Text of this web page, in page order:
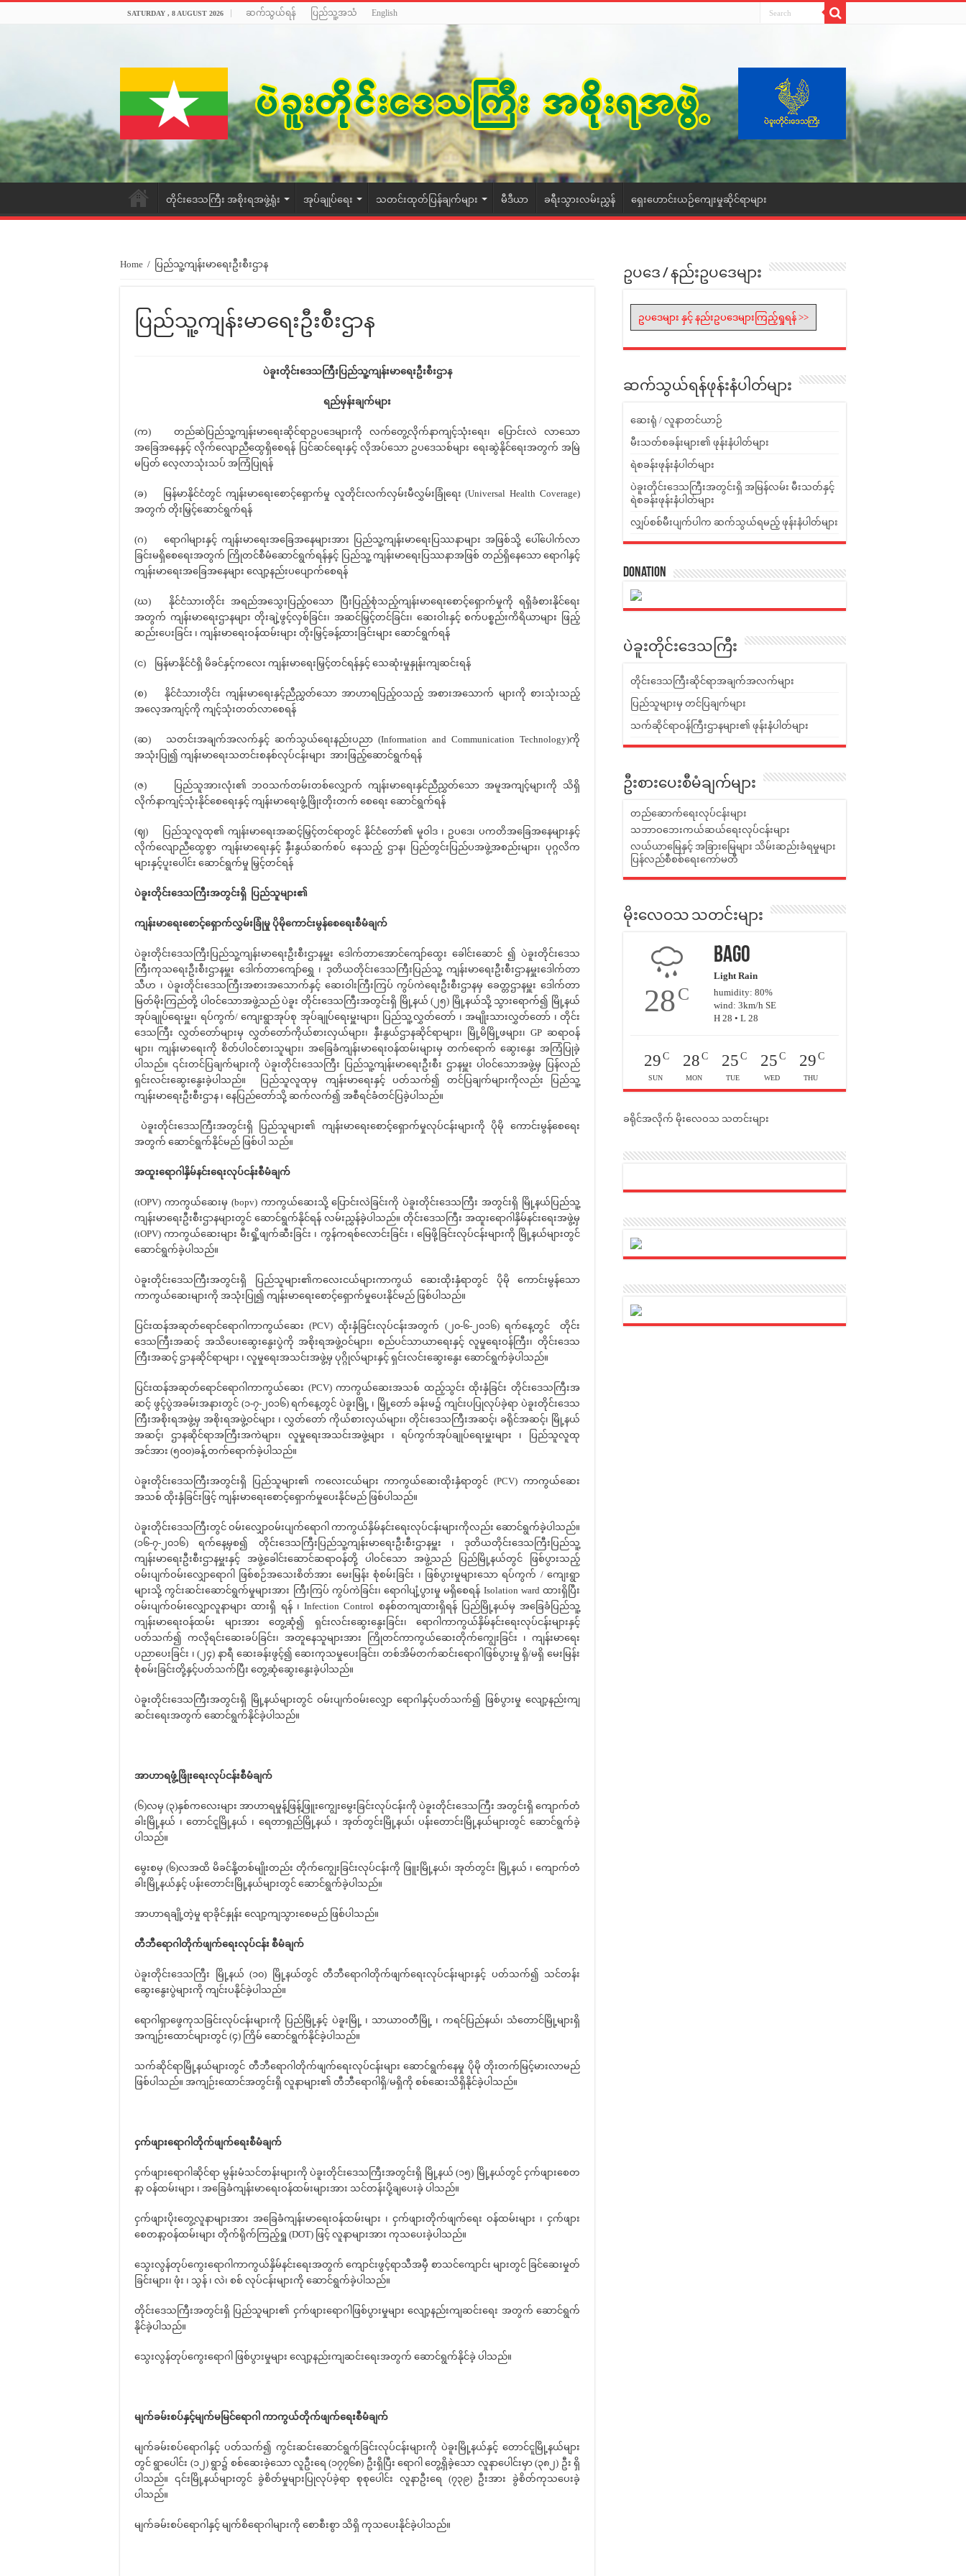
SATURDAY , 8 AUGUST 2026 ဆက်သွယ်ရန် ပြည်သူ့အသံ English
တိုင်းဒေသကြီး အစိုးရအဖွဲ့ရုံး အုပ်ချုပ်ရေး သတင်းထုတ်ပြန်ချက်များ မီဒီယာ ခရီးသွားလမ်းညွှန် ရှေးဟောင်းယဉ်ကျေးမှုဆိုင်ရာများ
Home / ပြည်သူ့ကျန်းမာရေးဦးစီးဌာန
ပြည်သူ့ကျန်းမာရေးဦးစီးဌာန
ပဲခူးတိုင်းဒေသကြီးပြည်သူ့ကျန်းမာရေးဦးစီးဌာန
ရည်မှန်းချက်များ
(က) တည်ဆဲပြည်သူ့ကျန်းမာရေးဆိုင်ရာဥပဒေများကို လက်တွေ့လိုက်နာကျင့်သုံးရေး၊ ပြောင်းလဲ လာသော
အခြေအနေနှင့် လိုက်လျောညီထွေရှိစေရန် ပြင်ဆင်ရေးနှင့် လိုအပ်သော ဥပဒေသစ်များ ရေးဆွဲနိုင်ရေးအတွက် အမြဲ
မပြတ် လေ့လာသုံးသပ် အကြံပြုရန်
(ခ) မြန်မာနိုင်ငံတွင် ကျန်းမာရေးစောင့်ရှောက်မှု လူတိုင်းလက်လှမ်းမီလွှမ်းခြုံရေး (Universal Health Coverage)
အတွက် တိုးမြှင့်ဆောင်ရွက်ရန်
(ဂ) ရောဂါများနှင့် ကျန်းမာရေးအခြေအနေများအား ပြည်သူ့ကျန်းမာရေးပြဿနာများ အဖြစ်သို့ ပေါ်ပေါက်လာ
ခြင်းမရှိစေရေးအတွက် ကြိုတင်စီမံဆောင်ရွက်ရန်နှင့် ပြည်သူ့ ကျန်းမာရေးပြဿနာအဖြစ် တည်ရှိနေသော ရောဂါနှင့်
ကျန်းမာရေးအခြေအနေများ လျော့နည်းပပျောက်စေရန်
(ဃ) နိုင်ငံသားတိုင်း အရည်အသွေးပြည့်ဝသော ပြီးပြည့်စုံသည့်ကျန်းမာရေးစောင့်ရှောက်မှုကို ရရှိခံစားနိုင်ရေး
အတွက် ကျန်းမာရေးဌာနများ တိုးချဲ့ဖွင့်လှစ်ခြင်း၊ အဆင်မြှင့်တင်ခြင်း၊ ဆေးဝါးနှင့် စက်ပစ္စည်းကိရိယာများ ဖြည့်
ဆည်းပေးခြင်း ၊ ကျန်းမာရေးဝန်ထမ်းများ တိုးမြှင့်ခန့်ထားခြင်းများ ဆောင်ရွက်ရန်
(င) မြန်မာနိုင်ငံရှိ မိခင်နှင့်ကလေး ကျန်းမာရေးမြှင့်တင်ရန်နှင့် သေဆုံးမှုနှုန်းကျဆင်းရန်
(စ) နိုင်ငံသားတိုင်း ကျန်းမာရေးနှင့်ညီညွှတ်သော အာဟာရပြည့်ဝသည့် အစားအသောက် များကို စားသုံးသည့်
အလေ့အကျင့်ကို ကျင့်သုံးတတ်လာစေရန်
(ဆ) သတင်းအချက်အလက်နှင့် ဆက်သွယ်ရေးနည်းပညာ (Information and Communication Technology)ကို
အသုံးပြု၍ ကျန်းမာရေးသတင်းစနစ်လုပ်ငန်းများ အားဖြည့်ဆောင်ရွက်ရန်
(ဇ) ပြည်သူအားလုံး၏ ဘဝသက်တမ်းတစ်လျှောက် ကျန်းမာရေးနှင်ညီညွှတ်သော အမူအကျင့်များကို သိရှိ
လိုက်နာကျင့်သုံးနိုင်စေရေးနှင့် ကျန်းမာရေးဖွံ့ဖြိုးတိုးတက် စေရေး ဆောင်ရွက်ရန်
(ဈ) ပြည်သူလူထု၏ ကျန်းမာရေးအဆင့်မြှင့်တင်ရာတွင် နိုင်ငံတော်၏ မူဝါဒ ၊ ဥပဒေ၊ ပကတိအခြေအနေများနှင့်
လိုက်လျောညီထွေစွာ ကျန်းမာရေးနှင့် နှီးနွယ်ဆက်စပ် နေသည့် ဌာန၊ ပြည်တွင်းပြည်ပအဖွဲ့အစည်းများ၊ ပုဂ္ဂလိက
များနှင့်ပူးပေါင်း ဆောင်ရွက်မှု မြှင့်တင်ရန်
ပဲခူးတိုင်းဒေသကြီးအတွင်းရှိ ပြည်သူများ၏
ကျန်းမာရေးစောင့်ရှောက်လွှမ်းခြုံမှု ပိုမိုကောင်းမွန်စေရေးစီမံချက်
ပဲခူးတိုင်းဒေသကြီးပြည်သူ့ကျန်းမာရေးဦးစီးဌာနမှူး ဒေါက်တာအောင်ကျော်ထွေး ခေါင်းဆောင် ၍ ပဲခူးတိုင်းဒေသ
ကြီးကုသရေးဦးစီးဌာနမှူး ဒေါက်တာကျော်ရွှေ ၊ ဒုတိယတိုင်းဒေသကြီးပြည်သူ့ ကျန်းမာရေးဦးစီးဌာနမှူးဒေါက်တာ
သီဟ ၊ ပဲခူးတိုင်းဒေသကြီးအစားအသောက်နှင့် ဆေးဝါးကြီးကြပ် ကွပ်ကဲရေးဦးစီးဌာနမှ ခေတ္တဌာနမှူး ဒေါက်တာ
မြတ်မိုးကြည်တို့ ပါဝင်သောအဖွဲ့သည် ပဲခူး တိုင်းဒေသကြီးအတွင်းရှိ မြို့နယ် (၂၅) မြို့နယ်သို့ သွားရောက်၍ မြို့နယ်
အုပ်ချုပ်ရေးမှူး၊ ရပ်ကွက်/ ကျေးရွာအုပ်စု အုပ်ချုပ်ရေးမှူးများ၊ ပြည်သူ့လွှတ်တော် ၊ အမျိုးသားလွှတ်တော် ၊ တိုင်း
ဒေသကြီး လွှတ်တော်များမှ လွှတ်တော်ကိုယ်စားလှယ်များ၊ နှီးနွယ်ဌာနဆိုင်ရာများ၊ မြို့မိမြို့ဖများ၊ GP ဆရာဝန်
များ၊ ကျန်းမာရေးကို စိတ်ပါဝင်စားသူများ၊ အခြေခံကျန်းမာရေးဝန်ထမ်းများမှ တက်ရောက် ဆွေးနွေး အကြံပြုခဲ့
ပါသည်။ ၎င်းတင်ပြချက်များကို ပဲခူးတိုင်းဒေသကြီး ပြည်သူ့ကျန်းမာရေးဦးစီး ဌာနမှူး ပါဝင်သောအဖွဲ့မှ ပြန်လည်
ရှင်းလင်းဆွေးနွေးခဲ့ပါသည်။ ပြည်သူလူထုမှ ကျန်းမာရေးနှင့် ပတ်သက်၍ တင်ပြချက်များကိုလည်း ပြည်သူ့
ကျန်းမာရေးဦးစီးဌာန ၊ နေပြည်တော်သို့ ဆက်လက်၍ အစီရင်ခံတင်ပြခဲ့ပါသည်။
ပဲခူးတိုင်းဒေသကြီးအတွင်းရှိ ပြည်သူများ၏ ကျန်းမာရေးစောင့်ရှောက်မှုလုပ်ငန်းများကို ပိုမို ကောင်းမွန်စေရေး
အတွက် ဆောင်ရွက်နိုင်မည် ဖြစ်ပါ သည်။
အထူးရောဂါနှိမ်နင်းရေးလုပ်ငန်းစီမံချက်
(tOPV) ကာကွယ်ဆေးမှ (bopv) ကာကွယ်ဆေးသို့ ပြောင်းလဲခြင်းကို ပဲခူးတိုင်းဒေသကြီး အတွင်းရှိ မြို့နယ်ပြည်သူ့
ကျန်းမာရေးဦးစီးဌာနများတွင် ဆောင်ရွက်နိုင်ရန် လမ်းညွှန်ခဲ့ပါသည်။ တိုင်းဒေသကြီး အထူးရောဂါနှိမ်နင်းရေးအဖွဲ့မှ
(tOPV) ကာကွယ်ဆေးများ မီးရှို့ဖျက်ဆီးခြင်း ၊ ကွန်ကရစ်လောင်းခြင်း ၊ မြေဖို့ခြင်းလုပ်ငန်းများကို မြို့နယ်များတွင်
ဆောင်ရွက်ခဲ့ပါသည်။
ပဲခူးတိုင်းဒေသကြီးအတွင်းရှိ ပြည်သူများ၏ကလေးငယ်များကာကွယ် ဆေးထိုးနှံရာတွင် ပိုမို ကောင်းမွန်သော
ကာကွယ်ဆေးများကို အသုံးပြု၍ ကျန်းမာရေးစောင့်ရှောက်မှုပေးနိုင်မည် ဖြစ်ပါသည်။
ပြင်းထန်အဆုတ်ရောင်ရောဂါကာကွယ်ဆေး (PCV) ထိုးနှံခြင်းလုပ်ငန်းအတွက် (၂၀-၆-၂၀၁၆) ရက်နေ့တွင် တိုင်း
ဒေသကြီးအဆင့် အသိပေးဆွေးနွေးပွဲကို အစိုးရအဖွဲ့ဝင်များ၊ စည်ပင်သာယာရေးနှင့် လူမှုရေးဝန်ကြီး၊ တိုင်းဒေသ
ကြီးအဆင့် ဌာနဆိုင်ရာများ ၊ လူမှုရေးအသင်းအဖွဲ့မှ ပုဂ္ဂိုလ်များနှင့် ရှင်းလင်းဆွေးနွေး ဆောင်ရွက်ခဲ့ပါသည်။
ပြင်းထန်အဆုတ်ရောင်ရောဂါကာကွယ်ဆေး (PCV) ကာကွယ်ဆေးအသစ် ထည့်သွင်း ထိုးနှံခြင်း တိုင်းဒေသကြီးအ
ဆင့် ဖွင့်ပွဲအခမ်းအနားတွင် (၁-၇-၂၀၁၆) ရက်နေ့တွင် ပဲခူးမြို့ ၊ မြို့တော် ခန်းမ၌ ကျင်းပပြုလုပ်ခဲ့ရာ ပဲခူးတိုင်းဒေသ
ကြီးအစိုးရအဖွဲ့မှ အစိုးရအဖွဲ့ဝင်များ ၊ လွှတ်တော် ကိုယ်စားလှယ်များ၊ တိုင်းဒေသကြီးအဆင့်၊ ခရိုင်အဆင့်၊ မြို့နယ်
အဆင့်၊ ဌာနဆိုင်ရာအကြီးအကဲများ၊ လူမှုရေးအသင်းအဖွဲ့များ ၊ ရပ်ကွက်အုပ်ချုပ်ရေးမှူးများ ၊ ပြည်သူလူထု
အင်အား (၅၀၀)ခန့် တက်ရောက်ခဲ့ပါသည်။
ပဲခူးတိုင်းဒေသကြီးအတွင်းရှိ ပြည်သူများ၏ ကလေးငယ်များ ကာကွယ်ဆေးထိုးနှံရာတွင် (PCV) ကာကွယ်ဆေး
အသစ် ထိုးနှံခြင်းဖြင့် ကျန်းမာရေးစောင့်ရှောက်မှုပေးနိုင်မည် ဖြစ်ပါသည်။
ပဲခူးတိုင်းဒေသကြီးတွင် ဝမ်းလျှောဝမ်းပျက်ရောဂါ ကာကွယ်နှိမ်နင်းရေးလုပ်ငန်းများကိုလည်း ဆောင်ရွက်ခဲ့ပါသည်။
(၁၆-၇-၂၀၁၆) ရက်နေ့မှစ၍ တိုင်းဒေသကြီးပြည်သူ့ကျန်းမာရေးဦးစီးဌာနမှူး ၊ ဒုတိယတိုင်းဒေသကြီးပြည်သူ့
ကျန်းမာရေးဦးစီးဌာနမှူးနှင့် အဖွဲ့ခေါင်းဆောင်ဆရာဝန်တို့ ပါဝင်သော အဖွဲ့သည် ပြည်မြို့နယ်တွင် ဖြစ်ပွားသည့်
ဝမ်းပျက်ဝမ်းလျှောရောဂါ ဖြစ်စဉ်အသေးစိတ်အား မေးမြန်း စုံစမ်းခြင်း ၊ ဖြစ်ပွားမှုများသော ရပ်ကွက် / ကျေးရွာ
များသို့ ကွင်းဆင်းဆောင်ရွက်မှုများအား ကြီးကြပ် ကွပ်ကဲခြင်း၊ ရောဂါပျံ့ပွားမှု မရှိစေရန် Isolation ward ထားရှိပြီး
ဝမ်းပျက်ဝမ်းလျှောလူနာများ ထားရှိ ရန် ၊ Infection Control စနစ်တကျထားရှိရန် ပြည်မြို့နယ်မှ အခြေခံပြည်သူ့
ကျန်းမာရေးဝန်ထမ်း များအား တွေ့ဆုံ၍ ရှင်းလင်းဆွေးနွေးခြင်း၊ ရောဂါကာကွယ်နှိမ်နင်းရေးလုပ်ငန်းများနှင့်
ပတ်သက်၍ ကလိုရင်းဆေးခပ်ခြင်း၊ အတူနေသူများအား ကြိုတင်ကာကွယ်ဆေးတိုက်ကျွေးခြင်း ၊ ကျန်းမာရေး
ပညာပေးခြင်း ၊ (၂၄) နာရီ ဆေးခန်းဖွင့်၍ ဆေးကုသမှုပေးခြင်း၊ တစ်အိမ်တက်ဆင်းရောဂါဖြစ်ပွားမှု ရှိ/မရှိ မေးမြန်း
စုံစမ်းခြင်းတို့နှင့်ပတ်သက်ပြီး တွေ့ဆုံဆွေးနွေးခဲ့ပါသည်။
ပဲခူးတိုင်းဒေသကြီးအတွင်းရှိ မြို့နယ်များတွင် ဝမ်းပျက်ဝမ်းလျှော ရောဂါနှင့်ပတ်သက်၍ ဖြစ်ပွားမှု လျော့နည်းကျ
ဆင်းရေးအတွက် ဆောင်ရွက်နိုင်ခဲ့ပါသည်။
အာဟာရဖွံ့ဖြိုးရေးလုပ်ငန်းစီမံချက်
(၆)လမှ (၃)နှစ်ကလေးများ အာဟာရမှုန့်ဖြန့်ဖြူးကျွေးမွေးခြင်းလုပ်ငန်းကို ပဲခူးတိုင်းဒေသကြီး အတွင်းရှိ ကျောက်တံ
ခါးမြို့နယ် ၊ တောင်ငူမြို့နယ် ၊ ရေတာရှည်မြို့နယ် ၊ အုတ်တွင်းမြို့နယ်၊ ပန်းတောင်းမြို့နယ်များတွင် ဆောင်ရွက်ခဲ့
ပါသည်။
မွေးစမှ (၆)လအထိ မိခင်နို့တစ်မျိုးတည်း တိုက်ကျွေးခြင်းလုပ်ငန်းကို ဖြူးမြို့နယ်၊ အုတ်တွင်း မြို့နယ် ၊ ကျောက်တံ
ခါးမြို့နယ်နှင့် ပန်းတောင်းမြို့နယ်များတွင် ဆောင်ရွက်ခဲ့ပါသည်။
အာဟာရချို့တဲ့မှု ရာခိုင်နှုန်း လျော့ကျသွားစေမည် ဖြစ်ပါသည်။
တီဘီရောဂါတိုက်ဖျက်ရေးလုပ်ငန်း စီမံချက်
ပဲခူးတိုင်းဒေသကြီး မြို့နယ် (၁၀) မြို့နယ်တွင် တီဘီရောဂါတိုက်ဖျက်ရေးလုပ်ငန်းများနှင့် ပတ်သက်၍ သင်တန်း
ဆွေးနွေးပွဲများကို ကျင်းပနိုင်ခဲ့ပါသည်။
ရောဂါရှာဖွေကုသခြင်းလုပ်ငန်းများကို ပြည်မြို့နှင့် ပဲခူးမြို့ ၊ သာယာဝတီမြို့ ၊ ကရင်ပြည်နယ်၊ သံတောင်မြို့များရှိ
အကျဉ်းထောင်များတွင် (၄) ကြိမ် ဆောင်ရွက်နိုင်ခဲ့ပါသည်။
သက်ဆိုင်ရာမြို့နယ်များတွင် တီဘီရောဂါတိုက်ဖျက်ရေးလုပ်ငန်းများ ဆောင်ရွက်နေမှု ပိုမို တိုးတက်မြင့်မားလာမည်
ဖြစ်ပါသည်။ အကျဉ်းထောင်အတွင်းရှိ လူနာများ၏ တီဘီရောဂါရှိ/မရှိကို စစ်ဆေးသိရှိနိုင်ခဲ့ပါသည်။
ငှက်ဖျားရောဂါတိုက်ဖျက်ရေးစီမံချက်
ငှက်ဖျားရောဂါဆိုင်ရာ မွန်းမံသင်တန်းများကို ပဲခူးတိုင်းဒေသကြီးအတွင်းရှိ မြို့နယ် (၁၅) မြို့နယ်တွင် ငှက်ဖျားစေတ
နာ့ ဝန်ထမ်းများ ၊ အခြေခံကျန်းမာရေးဝန်ထမ်းများအား သင်တန်းပို့ချပေးခဲ့ ပါသည်။
ငှက်ဖျားပိုးတွေ့လူနာများအား အခြေခံကျန်းမာရေးဝန်ထမ်းများ ၊ ငှက်ဖျားတိုက်ဖျက်ရေး ဝန်ထမ်းများ ၊ ငှက်ဖျား
စေတနာ့ဝန်ထမ်းများ တိုက်ရိုက်ကြည့်ရှူ (DOT) ဖြင့် လူနာများအား ကုသပေးခဲ့ပါသည်။
သွေးလွန်တုပ်ကွေးရောဂါကာကွယ်နှိမ်နင်းရေးအတွက် ကျောင်းဖွင့်ရာသီအမှီ စာသင်ကျောင်း များတွင် ခြင်ဆေးမှုတ်
ခြင်းများ၊ ဖုံး ၊ သွန် ၊ လဲ၊ စစ် လုပ်ငန်းများကို ဆောင်ရွက်ခဲ့ပါသည်။
တိုင်းဒေသကြီးအတွင်းရှိ ပြည်သူများ၏ ငှက်ဖျားရောဂါဖြစ်ပွားမှုများ လျော့နည်းကျဆင်းရေး အတွက် ဆောင်ရွက်
နိုင်ခဲ့ပါသည်။
သွေးလွန်တုပ်ကွေးရောဂါ ဖြစ်ပွားမှုများ လျော့နည်းကျဆင်းရေးအတွက် ဆောင်ရွက်နိုင်ခဲ့ ပါသည်။
မျက်ခမ်းစပ်နှင့်မျက်မမြင်ရောဂါ ကာကွယ်တိုက်ဖျက်ရေးစီမံချက်
မျက်ခမ်းစပ်ရောဂါနှင့် ပတ်သက်၍ ကွင်းဆင်းဆောင်ရွက်ခြင်းလုပ်ငန်းများကို ပဲခူးမြို့နယ်နှင့် တောင်ငူမြို့နယ်များ
တွင် ရွာပေါင်း (၁၂) ရွာ၌ စစ်ဆေးခဲ့သော လူဦးရေ (၁၇၇၆၈) ဦးရှိပြီး ရောဂါ တွေ့ရှိခဲ့သော လူနာပေါင်းမှာ (၃၈၂) ဦး ရှိ
ပါသည်။ ၎င်းမြို့နယ်များတွင် ခွဲစိတ်မှုများပြုလုပ်ခဲ့ရာ စုစုပေါင်း လူနာဦးရေ (၇၃၉) ဦးအား ခွဲစိတ်ကုသပေးခဲ့
ပါသည်။
မျက်ခမ်းစပ်ရောဂါနှင့် မျက်စိရောဂါများကို စောစီးစွာ သိရှိ ကုသပေးနိုင်ခဲ့ပါသည်။
ဥပဒေ / နည်းဥပဒေများ
ဥပဒေများ နှင့် နည်းဥပဒေများကြည့်ရှုရန် >>
ဆက်သွယ်ရန်ဖုန်းနံပါတ်များ
ဆေးရုံ / လူနာတင်ယာဉ်
မီးသတ်စခန်းများ၏ ဖုန်းနံပါတ်များ
ရဲစခန်းဖုန်းနံပါတ်များ
ပဲခူးတိုင်းဒေသကြီးအတွင်းရှိ အမြန်လမ်း မီးသတ်နှင့်
ရဲစခန်းဖုန်းနံပါတ်များ
လျှပ်စစ်မီးပျက်ပါက ဆက်သွယ်ရမည့် ဖုန်းနံပါတ်များ
Donation
ပဲခူးတိုင်းဒေသကြီး
တိုင်းဒေသကြီးဆိုင်ရာအချက်အလက်များ
ပြည်သူများမှ တင်ပြချက်များ
သက်ဆိုင်ရာဝန်ကြီးဌာနများ၏ ဖုန်းနံပါတ်များ
ဦးစားပေးစီမံချက်များ
တည်ဆောက်ရေးလုပ်ငန်းများ
သဘာဝဘေးကယ်ဆယ်ရေးလုပ်ငန်းများ
လယ်ယာမြေနှင့် အခြားမြေများ သိမ်းဆည်းခံရမှုများ
ပြန်လည်စီစစ်ရေးကော်မတီ
မိုးလေဝသ သတင်းများ
28C
Bago
Light Rain
humidity: 80%
wind: 3km/h SE
H 28 • L 28
29 C
SUN
28 C
MON
25 C
TUE
25 C
WED
29 C
THU
ခရိုင်အလိုက် မိုးလေဝသ သတင်းများ